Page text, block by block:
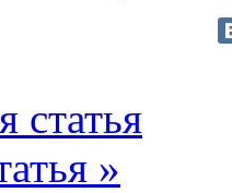
статья
»